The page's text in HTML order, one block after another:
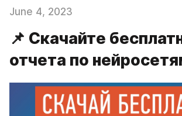
June 4, 2023
📌 Скачайте
отчета по